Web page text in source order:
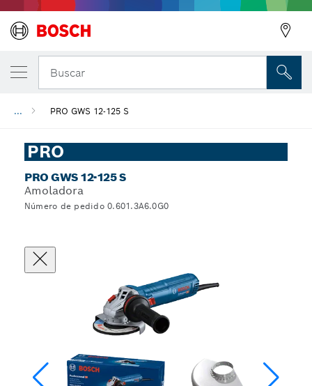
Buscar
... PRO GWS 12-125 S
PRO
PRO GWS 12-125 S
Amoladora
Número de pedido 0.601.3A6.0G0